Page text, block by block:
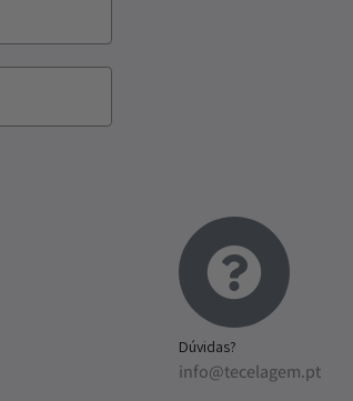
Dúvidas?
info@tecelagem.pt